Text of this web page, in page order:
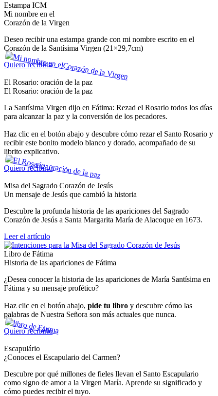
Estampa ICM
Mi nombre en el
Corazón de la Virgen
Deseo recibir una estampa grande con mi nombre escrito en el
Corazón de la Santísima Virgen (21×29,7cm)
Quiero recibirla
El Rosario: oración de la paz
El Rosario: oración de la paz
La Santísima Virgen dijo en Fátima: Rezad el Rosario todos los días
para alcanzar la paz y la conversión de los pecadores.
Haz clic en el botón abajo y descubre cómo rezar el Santo Rosario y
recibir este bonito modelo blanco y dorado, acompañado de su
librito explicativo.
Quiero recibirlo
Misa del Sagrado Corazón de Jesús
Un mensaje de Jesús que cambió la historia
Descubre la profunda historia de las apariciones del Sagrado
Corazón de Jesús a Santa Margarita María de Alacoque en 1673.
Leer el artículo
Libro de Fátima
Historia de las apariciones de Fátima
¿Desea conocer la historia de las apariciones de María Santísima en
Fátima y su mensaje profético?
Haz clic en el botón abajo, pide tu libro y descubre cómo las
palabras de Nuestra Señora son más actuales que nunca.
Quiero recibirlo
Escapulário
¿Conoces el Escapulario del Carmen?
Descubre por qué millones de fieles llevan el Santo Escapulario
como signo de amor a la Virgen María. Aprende su significado y
cómo puedes recibir el tuyo.